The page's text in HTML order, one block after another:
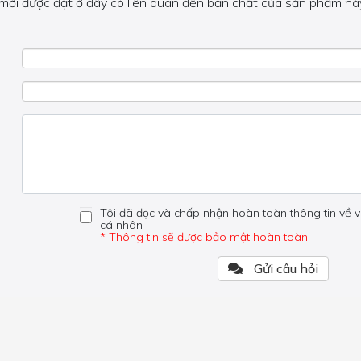
phần khác, vui lòng không đặt câu hỏi của bạn ở đây mà bên
Tôi đã đọc và chấp nhận hoàn toàn thông tin về
cá nhân
* Thông tin sẽ được bảo mật hoàn toàn
Gửi câu hỏi